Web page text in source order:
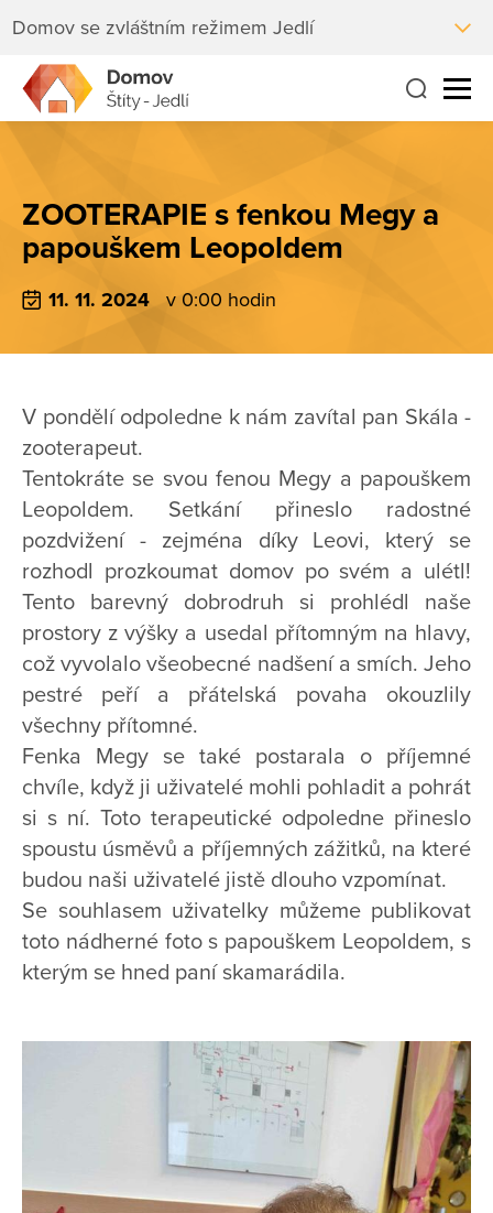
Domov se zvláštním režimem Jedlí
ZOOTERAPIE s fenkou Megy a
papouškem Leopoldem
11. 11. 2024 v 0:00 hodin
V pondělí odpoledne k nám zavítal pan Skála -
zooterapeut.
Tentokráte se svou fenou Megy a papouškem
Leopoldem. Setkání přineslo radostné
pozdvižení - zejména díky Leovi, který se
rozhodl prozkoumat domov po svém a ulétl!
Tento barevný dobrodruh si prohlédl naše
prostory z výšky a usedal přítomným na hlavy,
což vyvolalo všeobecné nadšení a smích. Jeho
pestré peří a přátelská povaha okouzlily
všechny přítomné.
Fenka Megy se také postarala o příjemné
chvíle, když ji uživatelé mohli pohladit a pohrát
si s ní. Toto terapeutické odpoledne přineslo
spoustu úsměvů a příjemných zážitků, na které
budou naši uživatelé jistě dlouho vzpomínat.
Se souhlasem uživatelky můžeme publikovat
toto nádherné foto s papouškem Leopoldem, s
kterým se hned paní skamarádila.